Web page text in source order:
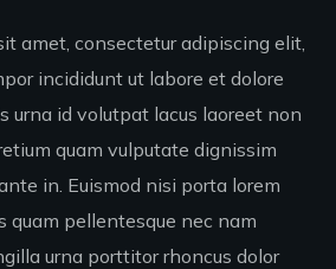
amet, consectetur adipiscing elit,
incididunt ut labore et dolore
urna id volutpat lacus laoreet non
quam vulputate dignissim
in. Euismod nisi porta lorem
quam pellentesque nec nam
urna porttitor rhoncus dolor